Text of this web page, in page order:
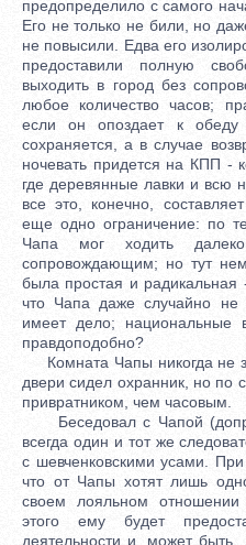
предопределило с самого
Его не только не били, но
не повысили. Едва его
предоставили полную
выходить в город без
любое количество часов;
если он опоздает к
сохраняется, а в случае
ночевать придется на КПП -
где деревянные лавки и всю
все это, конечно,
еще одно ограничение: по
Чапа мог ходить
сопровождающим; но тут
была простая и
что Чапа даже случайно не
имеет дело; национальные
правдоподобно?
Комната Чапы никогда не
двери сидел охранник, но по
привратником, чем часовым.
Беседовал с Чапой
всегда один и тот же
с шевченковскими усами.
что от Чапы хотят лишь
своем лояльном
этого ему будет
деятельности и, может быть,